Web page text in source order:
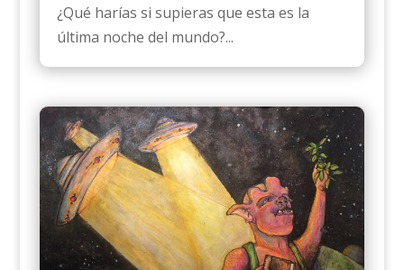
¿Qué harías si supieras que esta es la
última noche del mundo?...